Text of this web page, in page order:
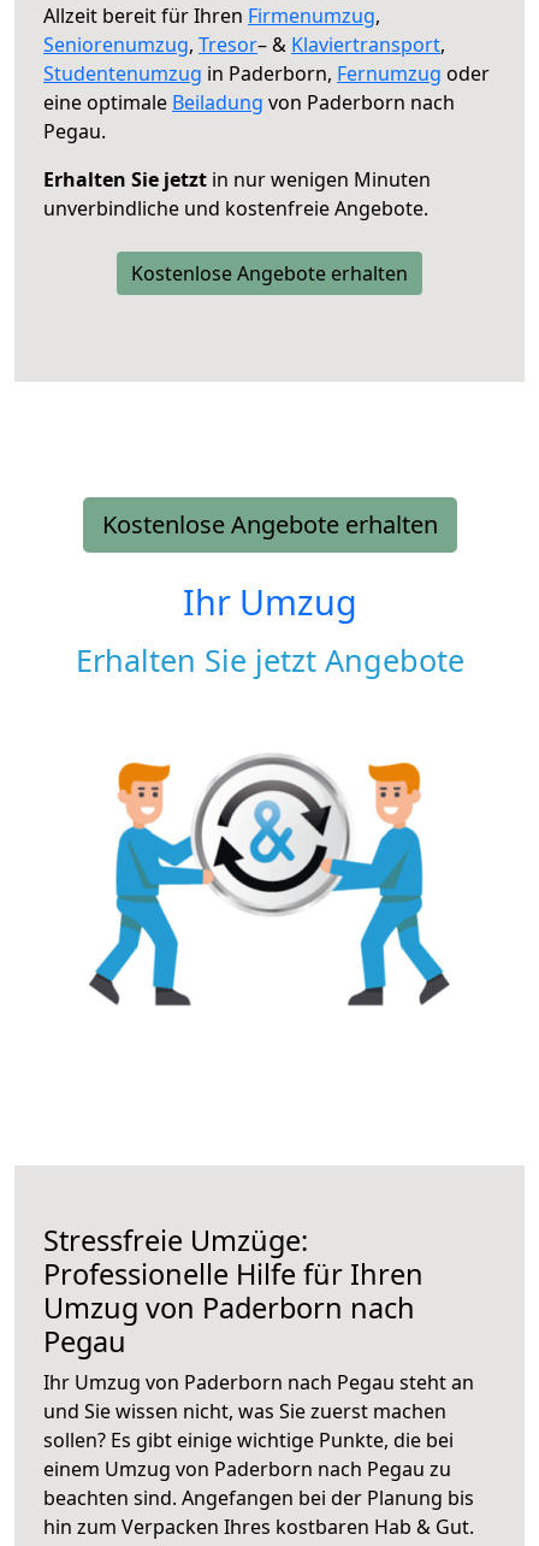
Allzeit bereit für Ihren Firmenumzug,
Seniorenumzug, Tresor– & Klaviertransport,
Studentenumzug in Paderborn, Fernumzug oder
eine optimale Beiladung von Paderborn nach
Pegau.
Erhalten Sie jetzt in nur wenigen Minuten
unverbindliche und kostenfreie Angebote.
Kostenlose Angebote erhalten
Kostenlose Angebote erhalten
Ihr Umzug
Erhalten Sie jetzt Angebote
Stressfreie Umzüge:
Professionelle Hilfe für Ihren
Umzug von Paderborn nach
Pegau
Ihr Umzug von Paderborn nach Pegau steht an
und Sie wissen nicht, was Sie zuerst machen
sollen? Es gibt einige wichtige Punkte, die bei
einem Umzug von Paderborn nach Pegau zu
beachten sind. Angefangen bei der Planung bis
hin zum Verpacken Ihres kostbaren Hab & Gut.